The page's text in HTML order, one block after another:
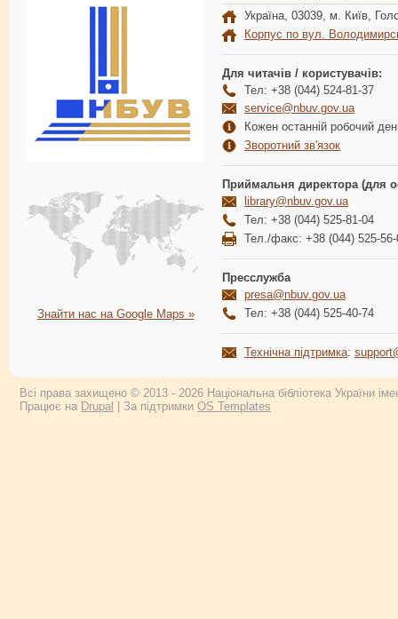
Знайти нас на Google Maps »
Україна, 03039, м. Київ,
Корпус по вул.
Для читачів / користувачів:
Тел: +38 (044) 524-81-37
service@nbuv.gov.ua
Кожен останній робочий
Зворотний зв'язок
Приймальня директора (для
library@nbuv.gov.ua
Тел: +38 (044) 525-81-04
Тел./факс: +38 (044) 525-56-
Пресслужба
presa@nbuv.gov.ua
Тел: +38 (044) 525-40-74
Технічна підтримка:
Всі права захищено © 2013 - 2026 Національна бібліотека України
Працює на Drupal | За підтримки OS Templates